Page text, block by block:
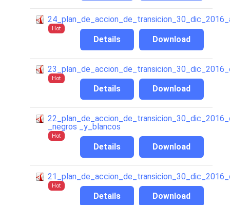
Hot
Download
Details
Hot
Download
Details
_negros _y_blancos
Hot
Download
Details
Hot
Download
Details